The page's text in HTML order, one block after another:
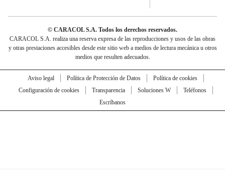
© CARACOL S.A. Todos los derechos reservados.
CARACOL S.A. realiza una reserva expresa de las reproducciones y usos de las obras
y otras prestaciones accesibles desde este sitio web a medios de lectura mecánica u otros
medios que resulten adecuados.
Aviso legal Política de Protección de Datos
Política de cookies
Configuración de cookies
Transparencia Soluciones W
Teléfonos
Escríbanos